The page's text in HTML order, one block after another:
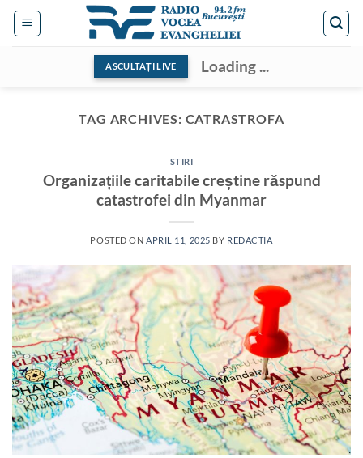
Skip
ASCULTAȚI LIVE Loading ...
TAG ARCHIVES: CATRASTROFA
STIRI
Organizațiile caritabile creștine răspund
catastrofei din Myanmar
POSTED ON APRIL 11, 2025 BY REDACTIA